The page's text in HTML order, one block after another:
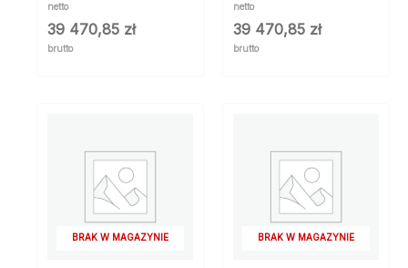
netto
39 470,85 zł
brutto
netto
39 470,85 zł
brutto
BRAK W MAGAZYNIE BRAK W MAGAZYNIE